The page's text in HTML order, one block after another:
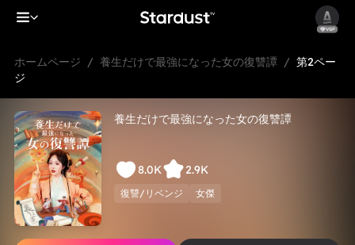
ホームページ / 養生だけで最強になった女の復讐譚 / 第2ペー
ジ
養生だけで最強になった女の復讐譚
8.0K 2.9K
復讐/リベンジ 女傑